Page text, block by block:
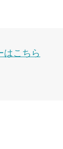
はこちら